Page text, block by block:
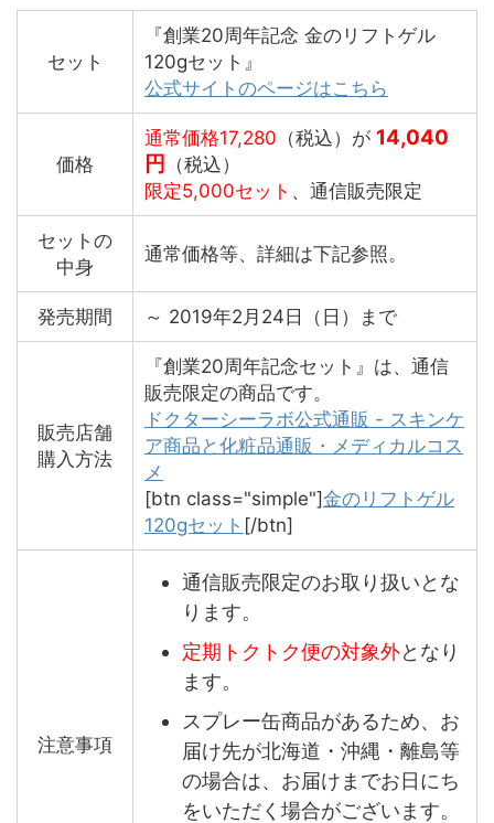
セット
『創業20周年記念 金のリフトゲル
120gセット』
公式サイトのページはこちら
価格
通常価格17,280 （税込）が 14,040
円
（税込）
限定5,000セット 、通信販売限定
セットの
中身
通常価格等、詳細は下記参照。
発売期間 ～ 2019年2月24日（日）まで
販売店舗
購入方法
『創業20周年記念セット』は、通信
販売限定の商品です。
ドクターシーラボ公式通販 - スキンケ
ア商品と化粧品通販・メディカルコス
メ
[btn class="simple"]金のリフトゲル
120gセット [/btn]
注意事項
通信販売限定のお取り扱いとな
ります。
定期トクトク便の対象外となり
ます。
スプレー缶商品があるため、お
届け先が北海道・沖縄・離島等
の場合は、お届けまでお日にち
をいただく場合がございます。